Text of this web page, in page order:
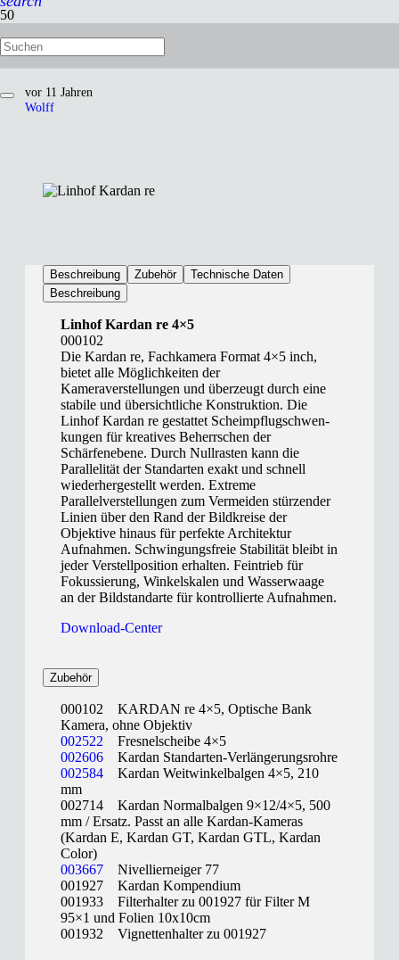
Linhof Kardan re 4×5
vor 11 Jahren
Wolff
Beschreibung Zubehör
Technische Daten
Beschreibung
Linhof Kardan re 4×5
000102
Die Kardan re, Fachkamera Format 4×5 inch,
bietet alle Möglichkeiten der
Kameraverstellungen und überzeugt durch eine
stabile und übersichtliche Konstruktion. Die
Linhof Kardan re gestattet Scheimpflug­schwen­
kungen für kreatives Beherr­schen der
Schärfenebene. Durch Null­rasten kann die
Parallelität der Stan­dar­ten exakt und schnell
wiederhergestellt werden. Extreme
Parallelverstellungen zum Ver­­meiden stürzender
Linien über den Rand der Bild­kreise der
Objektive hinaus für perfekte Architektur
Aufnahmen. Schwingungsfreie Stabilität bleibt in
jeder Verstellposition erhalten. Feintrieb für
Fokussierung, Winkelskalen und Wasserwaage
an der Bildstandarte für kontrollierte Aufnahmen.
Download-Center
Zubehör
000102 KARDAN re 4×5, Optische Bank
Kamera, ohne Objektiv
002522 Fresnelscheibe 4×5
002606 Kardan Standarten-Verlängerungsrohre
002584 Kardan Weitwinkelbalgen 4×5, 210
mm
002714 Kardan Normalbalgen 9×12/4×5, 500
mm / Ersatz. Passt an alle Kardan-Kameras
(Kardan E, Kardan GT, Kardan GTL, Kardan
Color)
003667 Nivellierneiger 77
001927 Kardan Kompendium
001933 Filterhalter zu 001927 für Filter M
95×1 und Folien 10x10cm
001932 Vignettenhalter zu 001927